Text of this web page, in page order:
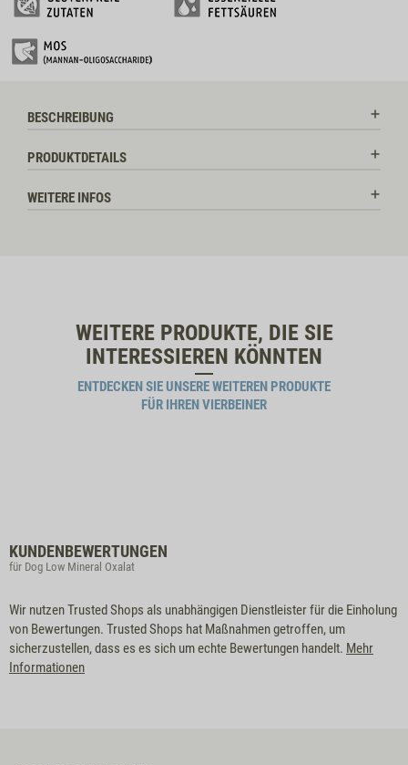
BESCHREIBUNG
PRODUKTDETAILS
WEITERE INFOS
WEITERE PRODUKTE, DIE SIE
INTERESSIEREN KÖNNTEN
ENTDECKEN SIE UNSERE WEITEREN PRODUKTE
FÜR IHREN VIERBEINER
KUNDENBEWERTUNGEN
für Dog Low Mineral Oxalat
Wir nutzen Trusted Shops als unabhängigen Dienstleister für die Einholung
von Bewertungen. Trusted Shops hat Maßnahmen getroffen, um
sicherzustellen, dass es es sich um echte Bewertungen handelt. Mehr
Informationen